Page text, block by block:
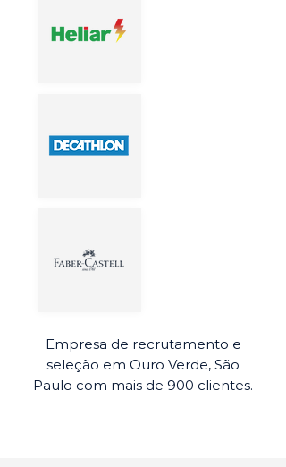
Empresa de recrutamento e
seleção em Ouro Verde, São
Paulo com mais de 900 clientes.